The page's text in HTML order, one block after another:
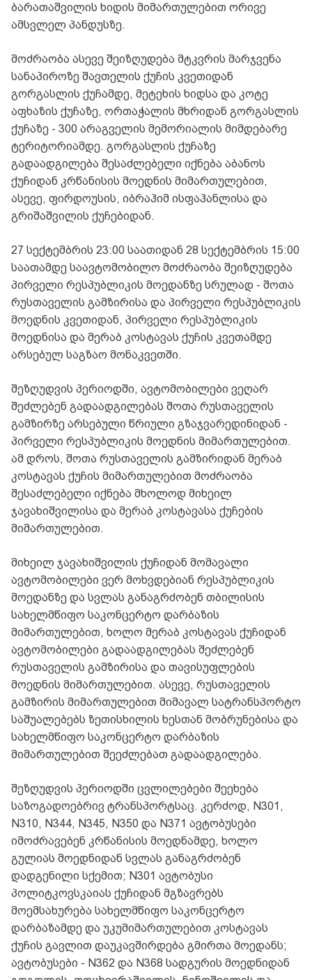
ბარათაშვილის ხიდის მიმართულებით ორივე
ამსვლელ პანდუსზე.
მოძრაობა ასევე შეიზღუდება მტკვრის მარჯვენა
სანაპიროზე შავთელის ქუჩის კვეთიდან
გორგასლის ქუჩამდე, მეტეხის ხიდსა და კოტე
აფხაზის ქუჩაზე, ორთაჭალის მხრიდან გორგასლის
ქუჩაზე - 300 არაგველის მემორიალის მიმდებარე
ტერიტორიამდე. გორგასლის ქუჩაზე
გადაადგილება შესაძლებელი იქნება აბანოს
ქუჩიდან კრწანისის მოედნის მიმართულებით,
ასევე, ფირდოუსის, იბრაჰიმ ისფაჰანლისა და
გრიშაშვილის ქუჩებიდან.
27 სექტემბრის 23:00 საათიდან 28 სექტემბრის 15:00
საათამდე საავტომობილო მოძრაობა შეიზღუდება
პირველი რესპუბლიკის მოედანზე სრულად - შოთა
რუსთაველის გამზირისა და პირველი რესპუბლიკის
მოედნის კვეთიდან, პირველი რესპუბლიკის
მოედნისა და მერაბ კოსტავას ქუჩის კვეთამდე
არსებულ საგზაო მონაკვეთში.
შეზღუდვის პერიოდში, ავტომობილები ვეღარ
შეძლებენ გადაადგილებას შოთა რუსთაველის
გამზირზე არსებული წრიული გზაჯვარედინიდან -
პირველი რესპუბლიკის მოედნის მიმართულებით.
ამ დროს, შოთა რუსთაველის გამზირიდან მერაბ
კოსტავას ქუჩის მიმართულებით მოძრაობა
შესაძლებელი იქნება მხოლოდ მიხეილ
ჯავახიშვილისა და მერაბ კოსტავასა ქუჩების
მიმართულებით.
მიხეილ ჯავახიშვილის ქუჩიდან მომავალი
ავტომობილები ვერ მოხვდებიან რესპუბლიკის
მოედანზე და სვლას განაგრძობენ თბილისის
სახელმწიფო საკონცერტო დარბაზის
მიმართულებით, ხოლო მერაბ კოსტავას ქუჩიდან
ავტომობილები გადაადგილებას შეძლებენ
რუსთაველის გამზირისა და თავისუფლების
მოედნის მიმართულებით. ასევე, რუსთაველის
გამზირის მიმართულებით მიმავალ სატრანსპორტო
საშუალებებს ზეთისხილის ხესთან მობრუნებისა და
სახელმწიფო საკონცერტო დარბაზის
მიმართულებით შეეძლებათ გადაადგილება.
შეზღუდვის პერიოდში ცვლილებები შეეხება
საზოგადოებრივ ტრანსპორტსაც. კერძოდ, N301,
N310, N344, N345, N350 და N371 ავტობუსები
იმოძრავებენ კრწანისის მოედნამდე, ხოლო
გულიას მოედნიდან სვლას განაგრძობენ
დადგენილი სქემით; N301 ავტობუსი
პოლიტკოვსკაიას ქუჩიდან მგზავრებს
მოემსახურება სახელმწიფო საკონცერტო
დარბაზამდე და უკუმიმართულებით კოსტავას
ქუჩის გავლით დაუკავშირდება გმირთა მოედანს;
ავტობუსები - N362 და N368 სადგურის მოედნიდან